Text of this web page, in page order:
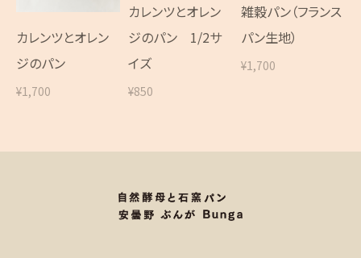
カレンツとオレン
ジのパン
¥1,700
カレンツとオレン
ジのパン 1/2サ
イズ
¥850
雑穀パン（フランス
パン生地）
¥1,700